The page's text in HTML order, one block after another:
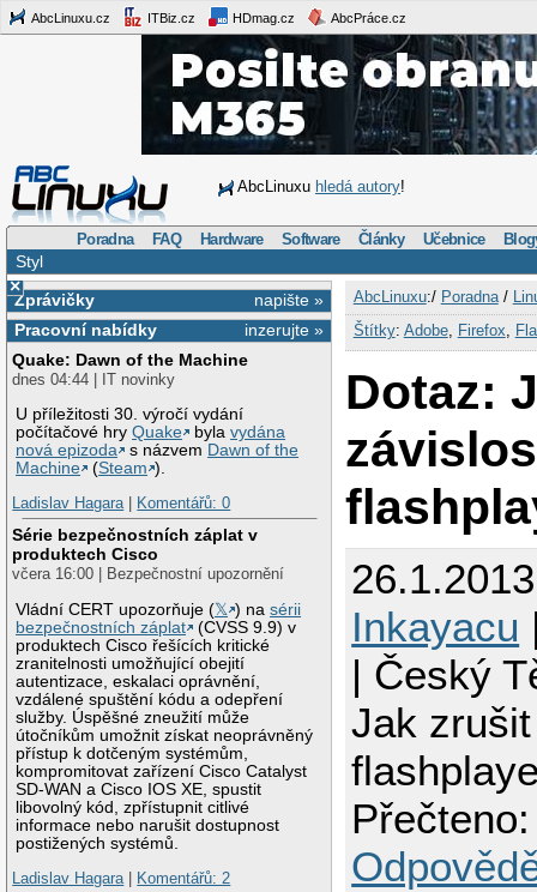
AbcLinuxu.cz ITBiz.cz HDmag.cz AbcPráce.cz
AbcLinuxu hledá autory!
Poradna FAQ Hardware Software Články Učebnice
Styl
×
napište »
Zprávičky
inzerujte »
Pracovní nabídky
Quake: Dawn of the Machine
dnes 04:44 | IT novinky
U příležitosti 30. výročí vydání
počítačové hryQuake bylavydána
nová epizoda
s názvem Dawn of the
Machine
(Steam ).
Ladislav Hagara| Komentářů: 0
Série bezpečnostních záplat v
produktech Cisco
včera 16:00 | Bezpečnostní upozornění
Vládní CERT upozorňuje (𝕏 ) nasérii
bezpečnostních záplat
(CVSS 9.9) v
produktech Cisco řešících kritické
zranitelnosti umožňující obejití
autentizace, eskalaci oprávnění,
vzdálené spuštění kódu a odepření
služby. Úspěšné zneužití může
útočníkům umožnit získat neoprávněný
přístup k dotčeným systémům,
kompromitovat zařízení Cisco Catalyst
SD-WAN a Cisco IOS XE, spustit
libovolný kód, zpřístupnit citlivé
informace nebo narušit dostupnost
postižených systémů.
Ladislav Hagara| Komentářů: 2
AbcLinuxu:/ Poradna/
Štítky: Adobe, Firefox
Dotaz:
Inkayacu
| Český
Jak